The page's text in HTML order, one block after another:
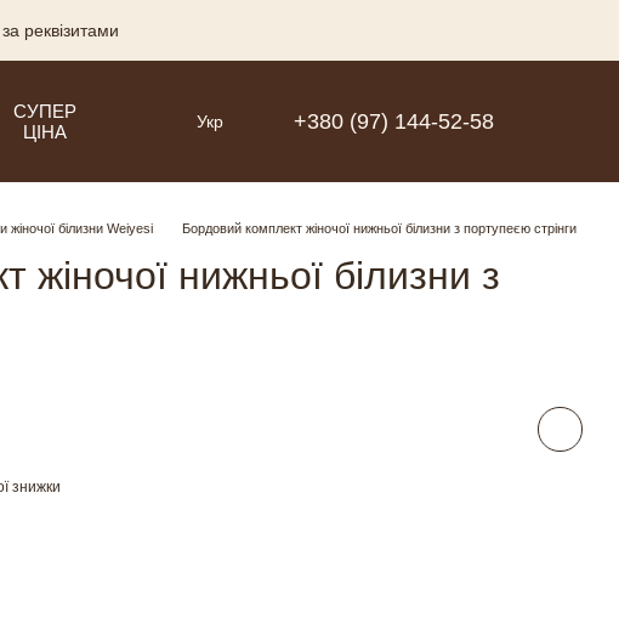
реквізитами
СУПЕР
ЦІНА
Укр +380 (97) 144-52-58
жіночої білизни Weiyesi Бордовий комплект жіночої нижньої білизни з портупеєю стрінги
жіночої нижньої білизни з
знижки